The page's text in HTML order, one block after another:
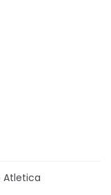
Atletica